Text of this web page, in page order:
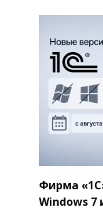
Фирма
Windows 7